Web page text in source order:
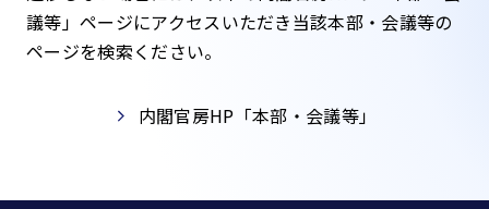
議等」ページにアクセスいただき当該本部・会議等の
ページを検索ください。​
内閣官房HP「本部・会議等」​